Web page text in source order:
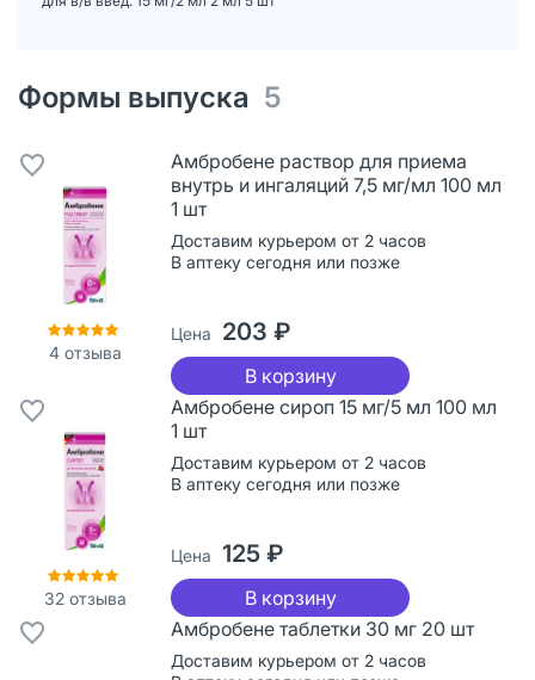
Формы выпуска 5
4отзыва
Амбробене раствор для приема
внутрь и ингаляций 7,5 мг/мл 100 мл
1 шт
Доставим курьером от 2 часов
В аптеку сегодня или позже
Цена 203 ₽
В корзину
32отзыва
Амбробене сироп 15 мг/5 мл 100 мл
1 шт
Доставим курьером от 2 часов
В аптеку сегодня или позже
Цена 125 ₽
В корзину
Амбробене таблетки 30 мг 20 шт
Доставим курьером от 2 часов